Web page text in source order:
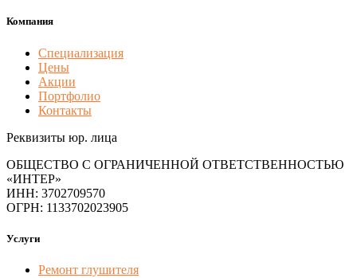
Компания
Специализация
Цены
Акции
Портфолио
Контакты
Реквизиты юр. лица
ОБЩЕСТВО С ОГРАНИЧЕННОЙ ОТВЕТСТВЕННОСТЬЮ
«ИНТЕР»
ИНН: 3702709570
ОГРН: 1133702023905
Услуги
Ремонт глушителя